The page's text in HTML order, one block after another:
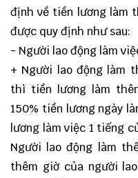
định về tiền lương làm
được quy định như sau:
- Người lao động làm
+ Người lao động làm
thì tiền lương làm
150% tiền lương ngày
lương làm việc 1 tiếng
Người lao động làm
thêm giờ của người